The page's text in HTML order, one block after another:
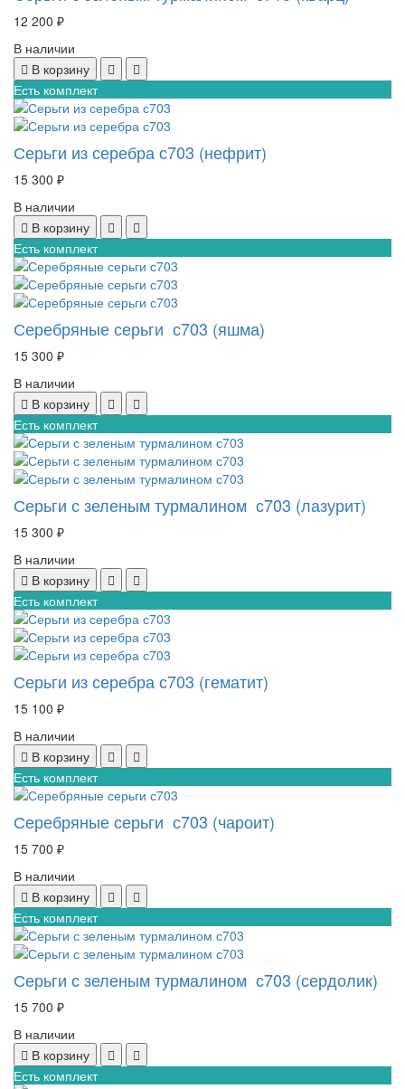
12 200 ₽
В наличии
В корзину
Есть комплект
Серьги из серебра с703 (нефрит)
15 300 ₽
В наличии
В корзину
Есть комплект
Серебряные серьги с703 (яшма)
15 300 ₽
В наличии
В корзину
Есть комплект
Серьги с зеленым турмалином с703 (лазурит)
15 300 ₽
В наличии
В корзину
Есть комплект
Серьги из серебра с703 (гематит)
15 100 ₽
В наличии
В корзину
Есть комплект
Серебряные серьги с703 (чароит)
15 700 ₽
В наличии
В корзину
Есть комплект
Серьги с зеленым турмалином с703 (сердолик)
15 700 ₽
В наличии
В корзину
Есть комплект